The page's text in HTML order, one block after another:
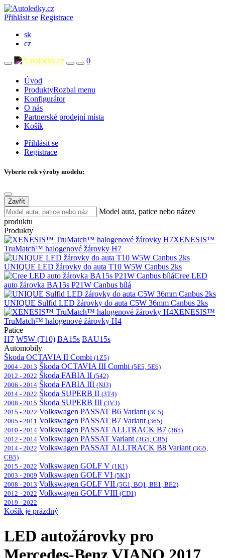
Přihlásit se Registrace
sk
cz
0
Úvod
ProduktyRozbal menu
Konfigurátor
O nás
Partnerské prodejní místa
Košík
Přihlásit se
Registrace
Vyberte rok výroby modelu:
Zavřít
Model auta, patice nebo název
produktu
Produkty
XENESIS™
TruMatch™ halogenové žárovky H7
UNIQUE LED žárovky do auta T10 W5W Canbus 2ks
Cree LED
auto žárovka BA15s P21W Canbus bílá
UNIQUE Sulfid LED žárovky do auta C5W 36mm Canbus 2ks
XENESIS™
TruMatch™ halogenové žárovky H4
Patice
H7 W5W (T10) BA15s BAU15s
Automobily
Škoda OCTAVIA II Combi (1Z5)
2004 - 2013 Škoda OCTAVIA III Combi (5E5, 5E6)
2012 - 2022 Škoda FABIA II (542)
2006 - 2014 Škoda FABIA III (NJ3)
2014 - 2022 Škoda SUPERB II (3T4)
2008 - 2015 Škoda SUPERB III (3V3)
2015 - 2022 Volkswagen PASSAT B6 Variant (3C5)
2005 - 2011 Volkswagen PASSAT B7 Variant (365)
2010 - 2014 Volkswagen PASSAT ALLTRACK B7 (365)
2012 - 2014 Volkswagen PASSAT Variant (3G5, CB5)
2014 - 2022 Volkswagen PASSAT ALLTRACK B8 Variant (3G5,
CB5)
2015 - 2022 Volkswagen GOLF V (1K1)
2003 - 2009 Volkswagen GOLF VI (5K1)
2008 - 2013 Volkswagen GOLF VII (5G1, BQ1, BE1, BE2)
2012 - 2022 Volkswagen GOLF VIII (CD1)
2019 - 2022
Košík je prázdný
LED autožárovky pro
Mercedes-Benz VIANO 2017